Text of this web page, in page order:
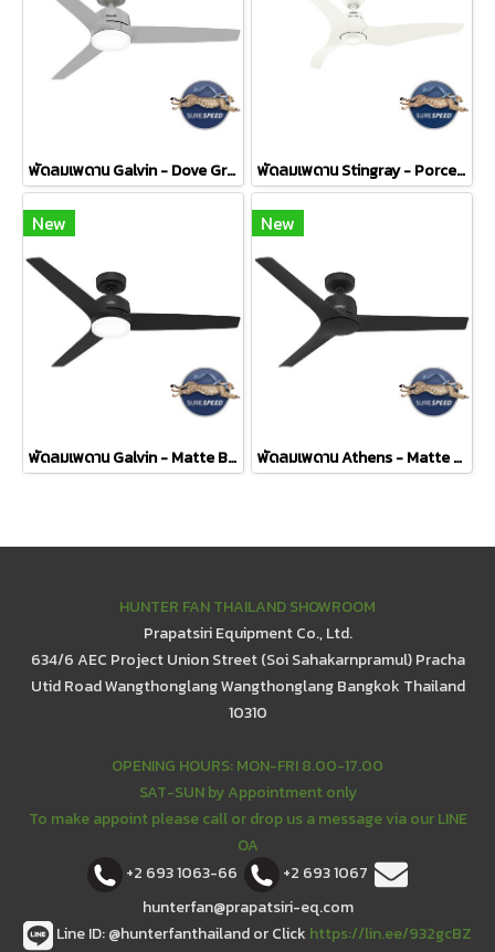
พัดลมเพดาน Galvin - Dove Grey พัดลมเพดาน Stingray - Porcelain White
New
พัดลมเพดาน Galvin - Matte Black
New
พัดลมเพดาน Athens - Matte Black
HUNTER FAN THAILAND SHOWROOM
Prapatsiri Equipment Co., Ltd.
634/6 AEC Project Union Street (Soi Sahakarnpramul) Pracha
Utid Road Wangthonglang Wangthonglang Bangkok Thailand
10310
OPENING HOURS: MON-FRI 8.00-17.00
SAT-SUN by Appointment only
To make appoint please call or drop us a message via our LINE
OA
+2 693 1063-66
+2 693 1067
hunterfan@prapatsiri-eq.com
Line ID: @hunterfanthailand or Click https://lin.ee/932gcBZ